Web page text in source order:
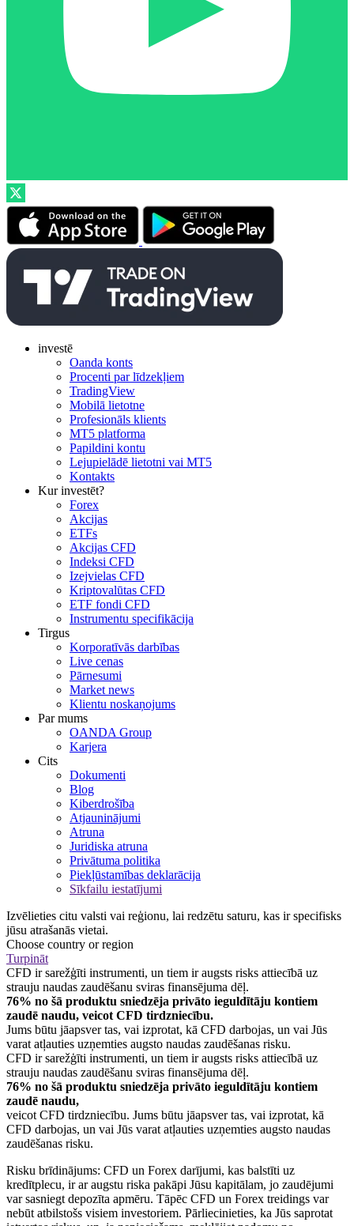
investē
Oanda konts
Procenti par līdzekļiem
TradingView
Mobilā lietotne
Profesionāls klients
MT5 platforma
Papildini kontu
Lejupielādē lietotni vai MT5
Kontakts
Kur investēt?
Forex
Akcijas
ETFs
Akcijas CFD
Indeksi CFD
Izejvielas CFD
Kriptovalūtas CFD
ETF fondi CFD
Instrumentu specifikācija
Tirgus
Korporatīvās darbības
Live cenas
Pārnesumi
Market news
Klientu noskaņojums
Par mums
OANDA Group
Karjera
Cits
Dokumenti
Blog
Kiberdrošība
Atjauninājumi
Atruna
Juridiska atruna
Privātuma politika
Piekļūstamības deklarācija
Sīkfailu iestatījumi
Izvēlieties citu valsti vai reģionu, lai redzētu saturu, kas ir specifisks
jūsu atrašanās vietai.
Choose country or region
Turpināt
CFD ir sarežģīti instrumenti, un tiem ir augsts risks attiecībā uz
strauju naudas zaudēšanu sviras finansējuma dēļ.
76% no šā produktu sniedzēja privāto ieguldītāju kontiem
zaudē naudu, veicot CFD tirdzniecību.
Jums būtu jāapsver tas, vai izprotat, kā CFD darbojas, un vai Jūs
varat atļauties uzņemties augsto naudas zaudēšanas risku.
CFD ir sarežģīti instrumenti, un tiem ir augsts risks attiecībā uz
strauju naudas zaudēšanu sviras finansējuma dēļ.
76% no šā produktu sniedzēja privāto ieguldītāju kontiem
zaudē naudu,
veicot CFD tirdzniecību. Jums būtu jāapsver tas, vai izprotat, kā
CFD darbojas, un vai Jūs varat atļauties uzņemties augsto naudas
zaudēšanas risku.
Risku brīdinājums: CFD un Forex darījumi, kas balstīti uz
kredītplecu, ir ar augstu riska pakāpi Jūsu kapitālam, jo zaudējumi
var sasniegt depozīta apmēru. Tāpēc CFD un Forex treidings var
nebūt atbilstošs visiem investoriem. Pārliecinieties, ka Jūs saprotat